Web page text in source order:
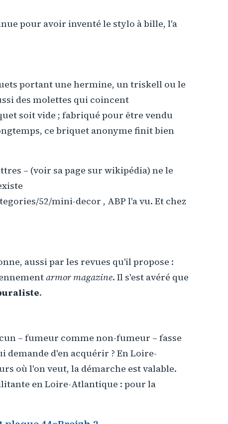
pour avoir inventé le stylo à bille, l'a
portant une hermine, un triskell ou le
des molettes qui coincent
soit vide ; fabriqué pour être vendu
ce briquet anonyme finit bien
– (voir sa page sur wikipédia) ne le
52/mini-decor , ABP l'a vu. Et chez
aussi par les revues qu'il propose :
armor magazine. Il s'est avéré que
.
– fumeur comme non-fumeur – fasse
d'en acquérir ? En Loire-
où l'on veut, la démarche est valable.
en Loire-Atlantique : pour la